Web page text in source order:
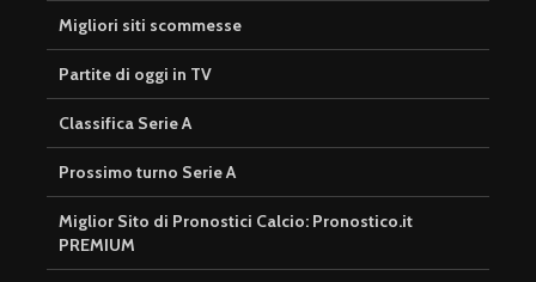
Migliori siti scommesse
Partite di oggi in TV
Classifica Serie A
Prossimo turno Serie A
Miglior Sito di Pronostici Calcio: Pronostico.it
PREMIUM